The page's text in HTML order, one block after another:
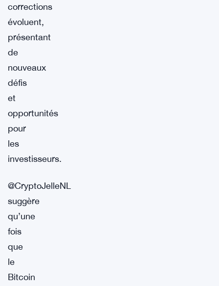
corrections
évoluent,
présentant
de
nouveaux
défis
et
opportunités
pour
les
investisseurs.
@CryptoJelleNL
suggère
qu’une
fois
que
le
Bitcoin